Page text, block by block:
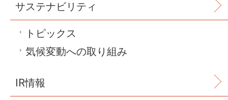
サステナビリティ
トピックス
気候変動への取り組み
IR情報